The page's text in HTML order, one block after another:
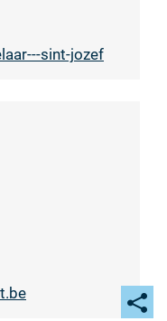
sint-jozef